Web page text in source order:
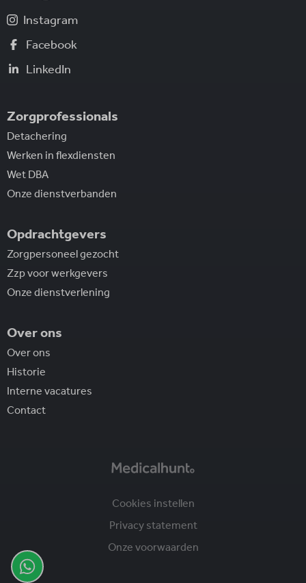
Instagram
Facebook
LinkedIn
Zorgprofessionals
Detachering
Werken in flexdiensten
Wet DBA
Onze dienstverbanden
Opdrachtgevers
Zorgpersoneel gezocht
Zzp voor werkgevers
Onze dienstverlening
Over ons
Over ons
Historie
Interne vacatures
Contact
Cookies instellen
Privacy statement
Onze voorwaarden